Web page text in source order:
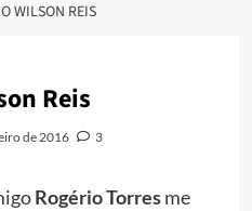
WILSON REIS
Reis
de 2016 3
Rogério Torresme